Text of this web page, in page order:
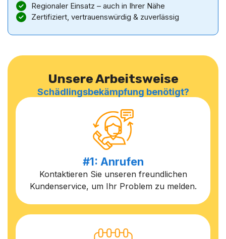
Regionaler Einsatz – auch in Ihrer Nähe
Zertifiziert, vertrauenswürdig & zuverlässig
Unsere Arbeitsweise
Schädlingsbekämpfung benötigt?
#1: Anrufen
Kontaktieren Sie unseren freundlichen
Kundenservice, um Ihr Problem zu melden.